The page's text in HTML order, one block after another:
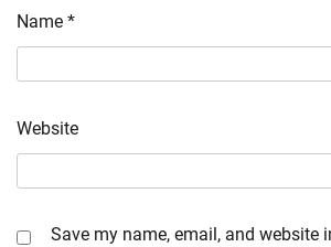
Name *
Website
Save my name, email, and website